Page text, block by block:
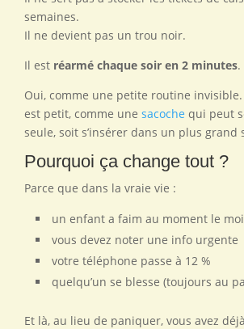
semaines.
Il ne devient pas un trou noir.
Il est réarmé chaque soir en 2 minutes.
Oui, comme une petite routine
est petit, comme une sacoche qui peut
seule, soit s’insérer dans un plus grand
Pourquoi ça change tout ?
Parce que dans la vraie vie :
un enfant a faim au moment le
vous devez noter une info urgente
votre téléphone passe à 12 %
quelqu’un se blesse (toujours au
Et là, au lieu de paniquer, vous avez